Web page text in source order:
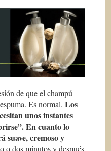
de que el champú
Es normal.Los
unos instantes
En cuanto lo
suave, cremoso y
o dos minutos y después